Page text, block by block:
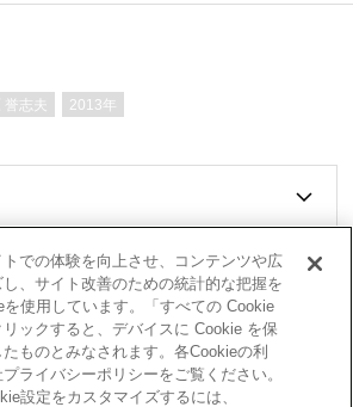
誉志夫 2013年
会社情報
研究員紹介
での体験を向上させ、コンテンツや広
、サイト改善のための統計的な把握を
使用しています。「すべての Cookie
ックすると、デバイスに Cookie を保
ものとみなされます。各Cookieの利
ライバシーポリシーをご覧ください。
設定をカスタマイズするには、